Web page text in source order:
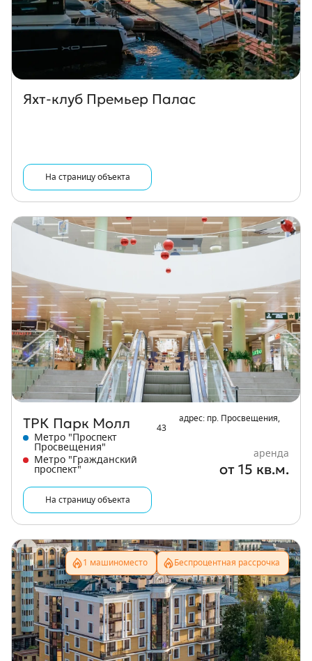
Яхт-клуб Премьер Палас
На страницу объекта
ТРК Парк Молл
Метро "Проспект
Просвещения"
Метро "Гражданский
проспект"
адрес: пр. Просвещения,
43
аренда
от 15 кв.м.
На страницу объекта
1 машиноместо Беспроцентная рассрочка